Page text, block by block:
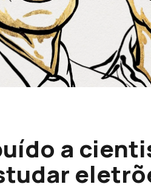
a